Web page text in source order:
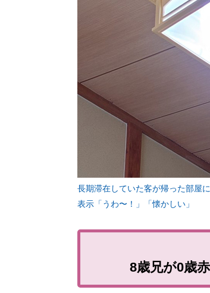
長期滞在していた客が帰った部
表示「うわ〜！」「懐かしい」
8歳兄が0歳